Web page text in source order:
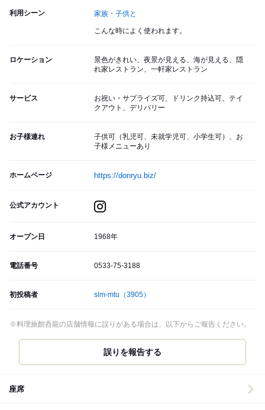
利用シーン 家族・子供と
こんな時によく使われます。
ロケーション
景色がきれい、夜景が見える、海が見える、隠
れ家レストラン、一軒家レストラン
サービス
お祝い・サプライズ可、ドリンク持込可、テイ
クアウト、デリバリー
お子様連れ
子供可（乳児可、未就学児可、小学生可）、お
子様メニューあり
ホームページ https://donryu.biz/
公式アカウント
オープン日 1968年
電話番号 0533-75-3188
初投稿者 slm-mtu （3905）
※料理旅館呑龍の店舗情報に誤りがある場合は、以下からご報告ください。
誤りを報告する
座席